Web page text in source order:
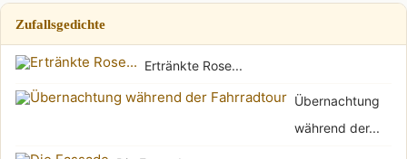
Zufallsgedichte
Ertränkte Rose...
Übernachtung
während der...